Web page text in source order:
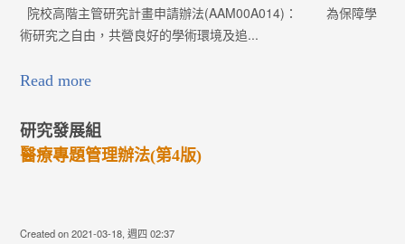
院校高階主管研究計畫申請辦法(AAM00A014)： 為保障學
術研究之自由，共營良好的學術環境及追...
Read more
研究發展組
醫療專題管理辦法(第4版)
Created on 2021-03-18, 週四 02:37